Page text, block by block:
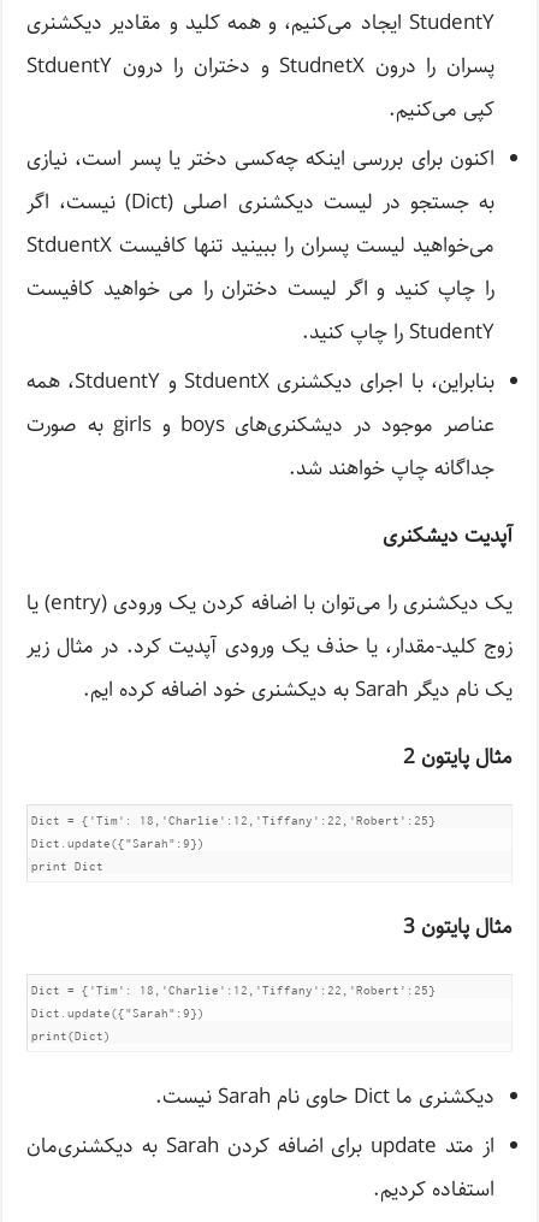
StudentY ایجاد می‌کنیم، و همه کلید و مقادیر دیکشنری
پسران را درون StudnetX و دختران را درون StduentY
کپی می‌کنیم.
اکنون برای بررسی اینکه چه‌کسی دختر یا پسر است، نیازی
به جستجو در لیست دیکشنری اصلی (Dict) نیست، اگر
می‌خواهید لیست پسران را ببینید تنها کافیست StduentX
را چاپ کنید و اگر لیست دختران را می خواهید کافیست
StudentY را چاپ کنید.
بنابراین، با اجرای دیکشنری StduentX و StduentY، همه
عناصر موجود در دیشکنری‌های boys و girls به صورت
جداگانه چاپ خواهند شد.
آپدیت دیشکنری
یک دیکشنری را می‌توان با اضافه کردن یک ورودی (entry) یا
زوج کلید-مقدار، یا حذف یک ورودی آپدیت کرد. در مثال زیر
یک نام دیگر Sarah به دیکشنری خود اضافه کرده ایم.
مثال پایتون2
Dict = {'Tim': 18,'Charlie':12,'Tiffany':22,'Robert':25}
Dict.update({"Sarah":9})
print Dict
مثال پایتون3
Dict = {'Tim': 18,'Charlie':12,'Tiffany':22,'Robert':25}
Dict.update({"Sarah":9})
print(Dict)
دیکشنری ما Dict حاوی نام Sarah نیست.
از متد update برای اضافه کردن Sarah به دیکشنری‌مان
استفاده کردیم.